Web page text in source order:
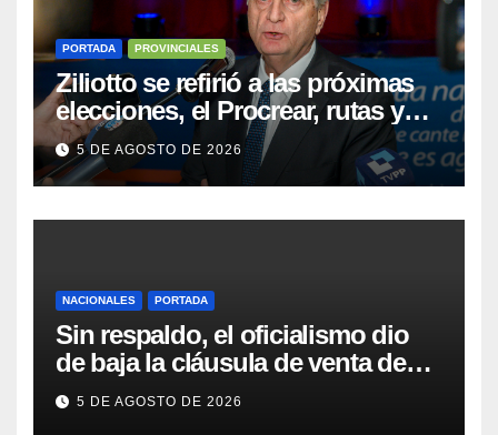
PORTADA PROVINCIALES
Ziliotto se refirió a las próximas
elecciones, el Procrear, rutas y
Vaca Muerta
5 DE AGOSTO DE 2026
NACIONALES PORTADA
Sin respaldo, el oficialismo dio
de baja la cláusula de venta de
tierras a extranjeros para salvar la
sesión
5 DE AGOSTO DE 2026